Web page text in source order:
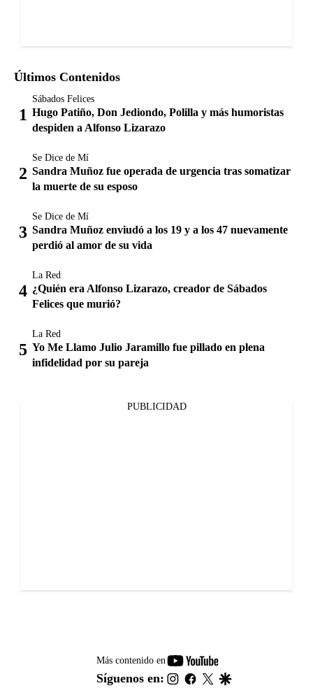
Últimos Contenidos
Sábados Felices
Hugo Patiño, Don Jediondo, Polilla y más humoristas
despiden a Alfonso Lizarazo
Se Dice de Mí
Sandra Muñoz fue operada de urgencia tras somatizar
la muerte de su esposo
Se Dice de Mí
Sandra Muñoz enviudó a los 19 y a los 47 nuevamente
perdió al amor de su vida
La Red
¿Quién era Alfonso Lizarazo, creador de Sábados
Felices que murió?
La Red
Yo Me Llamo Julio Jaramillo fue pillado en plena
infidelidad por su pareja
PUBLICIDAD
Más contenido en
youtube-
footer
Síguenos en: instagram
facebook
twitter